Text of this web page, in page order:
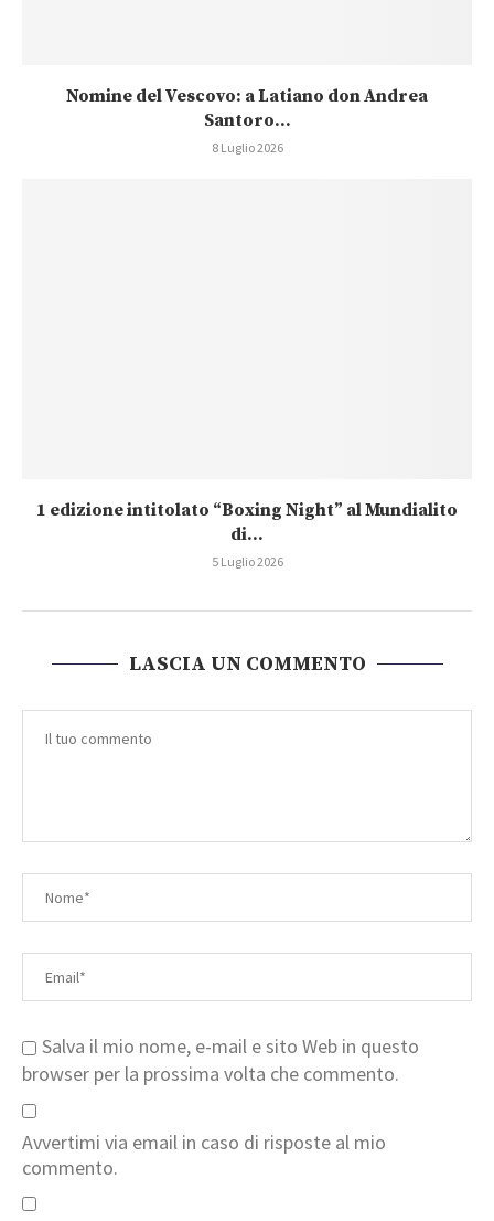
Nomine del Vescovo: a Latiano don Andrea
Santoro...
8 Luglio 2026
1 edizione intitolato “Boxing Night” al Mundialito
di...
5 Luglio 2026
LASCIA UN COMMENTO
Salva il mio nome, e-mail e sito Web in questo
browser per la prossima volta che commento.
Avvertimi via email in caso di risposte al mio
commento.